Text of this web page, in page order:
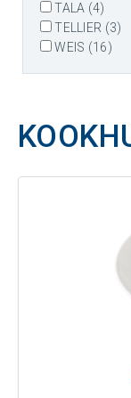
TALA (4)
TELLIER (3)
WEIS (16)